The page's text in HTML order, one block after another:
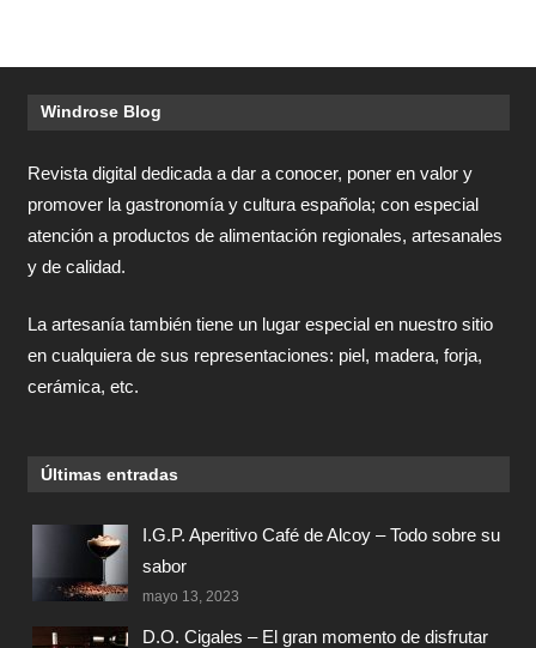
Windrose Blog
Revista digital dedicada a dar a conocer, poner en valor y
promover la gastronomía y cultura española; con especial
atención a productos de alimentación regionales, artesanales
y de calidad.
La artesanía también tiene un lugar especial en nuestro sitio
en cualquiera de sus representaciones: piel, madera, forja,
cerámica, etc.
Últimas entradas
I.G.P. Aperitivo Café de Alcoy – Todo sobre su
sabor
mayo 13, 2023
D.O. Cigales – El gran momento de disfrutar